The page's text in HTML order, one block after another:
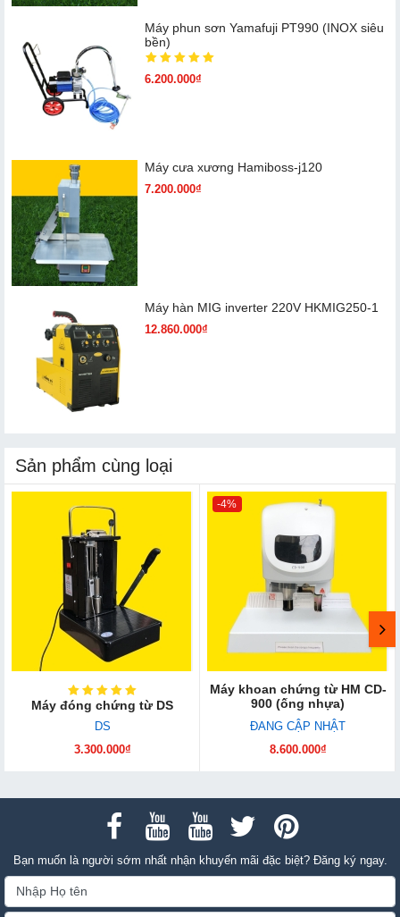
Máy phun sơn Yamafuji PT990 (INOX siêu
bền)
6.200.000₫
Máy cưa xương Hamiboss-j120
7.200.000₫
Máy hàn MIG inverter 220V HKMIG250-1
12.860.000₫
Sản phẩm cùng loại
Máy đóng chứng từ DS
DS
3.300.000₫
-4%
Máy khoan chứng từ HM CD-
900 (ống nhựa)
ĐANG CẬP NHẬT
8.600.000₫
Bạn muốn là người sớm nhất nhận khuyến mãi đặc biệt? Đăng ký ngay.